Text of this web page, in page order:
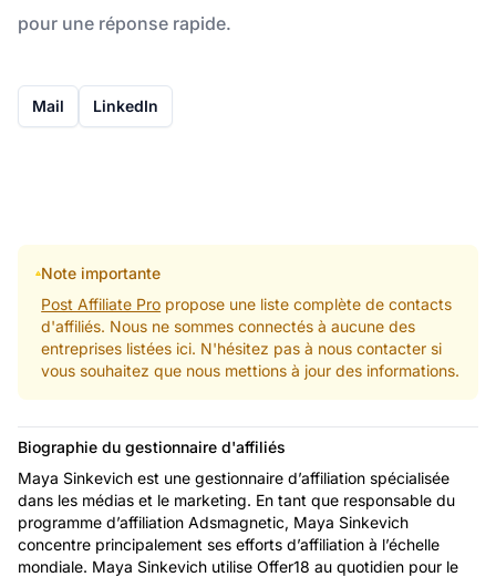
pour une réponse rapide.
Mail LinkedIn
Note importante
Post Affiliate Pro propose une liste complète de contacts
d'affiliés. Nous ne sommes connectés à aucune des
entreprises listées ici. N'hésitez pas à nous contacter si
vous souhaitez que nous mettions à jour des informations.
Biographie du gestionnaire d'affiliés
Maya Sinkevich est une gestionnaire d’affiliation spécialisée
dans les médias et le marketing. En tant que responsable du
programme d’affiliation Adsmagnetic, Maya Sinkevich
concentre principalement ses efforts d’affiliation à l’échelle
mondiale. Maya Sinkevich utilise Offer18 au quotidien pour le